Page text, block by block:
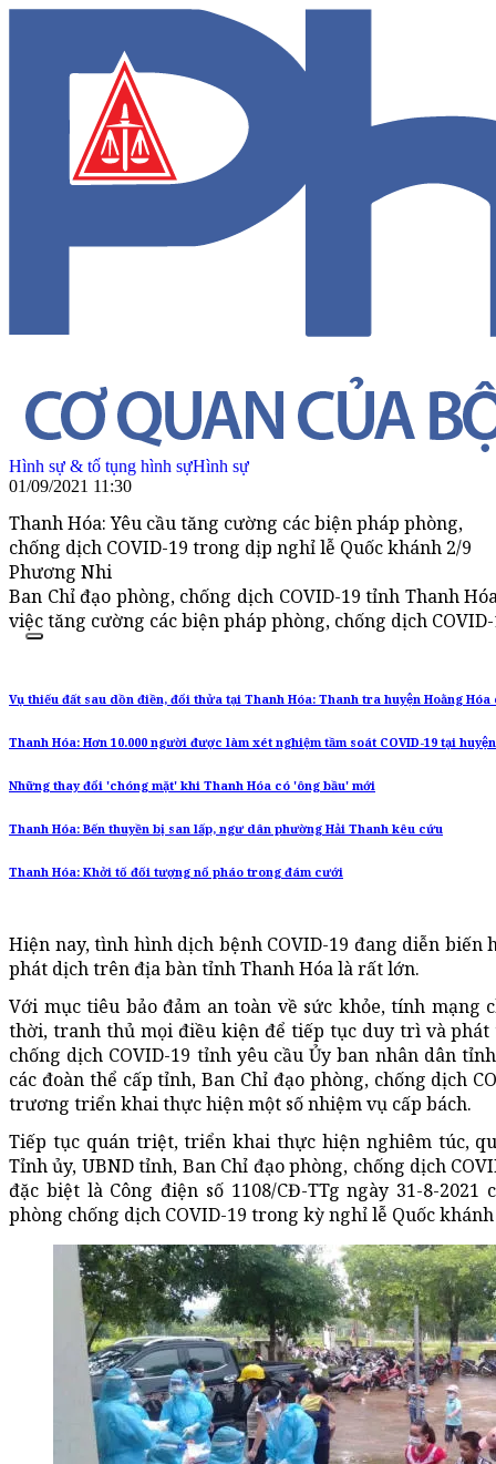
Hình sự & tố tụng hình sựHình sự
01/09/2021 11:30
Thanh Hóa: Yêu cầu tăng cường các biện pháp phòng,
chống dịch COVID-19 trong dịp nghỉ lễ Quốc khánh 2/9
Phương Nhi
Ban Chỉ đạo phòng, chống dịch COVID-19 tỉnh Thanh
việc tăng cường các biện pháp phòng, chống dịch
Vụ thiếu đất sau dồn điền, đổi thửa tại Thanh Hóa: Thanh tra huyện Hoằng
Thanh Hóa: Hơn 10.000 người được làm xét nghiệm tầm soát COVID-19 tại
Những thay đổi 'chóng mặt' khi Thanh Hóa có 'ông bầu' mới
Thanh Hóa: Bến thuyền bị san lấp, ngư dân phường Hải Thanh kêu cứu
Thanh Hóa: Khởi tố đối tượng nổ pháo trong đám cưới
Hiện nay, tình hình dịch bệnh COVID-19 đang diễn
phát dịch trên địa bàn tỉnh Thanh Hóa là rất lớn.
Với mục tiêu bảo đảm an toàn về sức khỏe, tính
thời, tranh thủ mọi điều kiện để tiếp tục duy trì và phát
chống dịch COVID-19 tỉnh yêu cầu Ủy ban nhân dân
các đoàn thể cấp tỉnh, Ban Chỉ đạo phòng, chống dịch
trương triển khai thực hiện một số nhiệm vụ cấp bách.
Tiếp tục quán triệt, triển khai thực hiện nghiêm túc,
Tỉnh ủy, UBND tỉnh, Ban Chỉ đạo phòng, chống dịch
đặc biệt là Công điện số 1108/CĐ-TTg ngày 31-8-
phòng chống dịch COVID-19 trong kỳ nghỉ lễ Quốc